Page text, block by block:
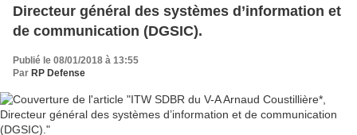
Directeur général des systèmes d’information et
de communication (DGSIC).
Publié le 08/01/2018 à 13:55
Par RP Defense